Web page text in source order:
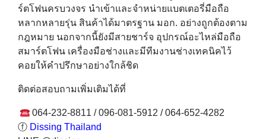
ร์ตโฟนครบวงจร นำเข้าและจำหน่ายแบตเตอรี่มือถือ
หลากหลายรุ่น สินค้าได้มาตรฐาน มอก. อย่างถูกต้องตาม
กฎหมาย นอกจากนี้ยังมีสายชาร์จ อุปกรณ์อะไหล่มือถือ
สมาร์ตโฟน เครื่องมือช่างและมีทีมงานช่างเทคนิคไว้
คอยให้คำปรึกษาอย่างใกล้ชิด
ติดต่อสอบถามเพิ่มเติมได้ที่
064-232-8811 / 096-081-5912 / 064-652-4282
ⓕ Dissing Thailand